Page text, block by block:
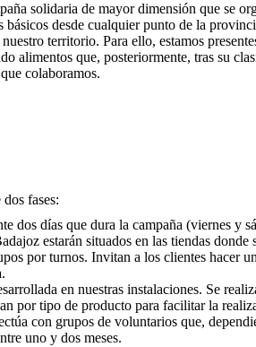
solidaria de mayor dimensión que se
básicos desde cualquier punto de la
territorio. Para ello, estamos
alimentos que, posteriormente, tras su
colaboramos.
fases:
dos días que dura la campaña (viernes y
estarán situados en las tiendas donde
por turnos. Invitan a los clientes hacer
en nuestras instalaciones. Se
por tipo de producto para facilitar la
con grupos de voluntarios que,
uno y dos meses.